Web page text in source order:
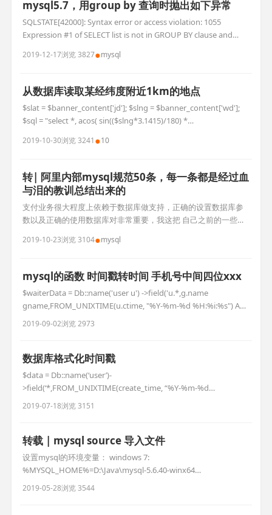
mysql5.7，用group by 查询时抛出如下异常
SQLSTATE[42000]: Syntax error or access violation: 1055
Expression #1 of SELECT list is not in GROUP BY clause and
not fun
2019-12-17浏览 3827●mysql
从数据库读取某经纬度附近1km的地点
$slat = $banner_content['jd']; $slng = $banner_content['wd'];
$sql = "select *, acos( sin(($slng*3.1415)/180) *
cos((wd*3.1415)/180
2019-10-30浏览 3241●10
转| 阿里内部mysql规范50条，每一条都是经过血
与泪的教训总结出来的
支付业务很大程度上依赖于数据库做支持，正确的设置数据库参
数以及正确的使用数据库对非常重要，我这把 自己之前的一些心
家参考学习。 一.数据库配置 1.
的设置之一，可选的参数值有0,1,2, 支付需要设置成1. 2.
2019-10-23浏览 3104●mysql
mysql的函数 时间戳转时间 手机号中间四位xxx
$waiterData = Db::name('user u') ->field('u.*,g.name
gname,FROM_UNIXTIME(u.ctime, "%Y-%m-%d %H:%i:%s") AS
dat, insert(u.tel, 4, 4, "XXXX") as mobile') ->field('u.*') -
2019-09-02浏览 2973
数据库格式化时间戳
$data = Db::name(‘user’)-
>field(‘*,FROM_UNIXTIME(create_time, “%Y-%m-%d
%H:%i:%s”) AS dat’)->where([‘status’=>1])->select();
2019-07-18浏览 3151
转载 | mysql source 导入文件
设置mysql的环境变量： windows 7:
%MYSQL_HOME%=D:\Java\mysql-5.6.40-winx64
Path=%MYSQL_HOME%\bin win+R 输入 cmd 进入dos 输入登录
命令：mysql -u root -p 默认root密码为空 无需输入
2019-05-28浏览 3544